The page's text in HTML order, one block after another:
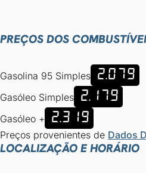
PREÇOS DOS
Gasolina 95 Simples 2.079
Gasóleo Simples 2.179
Gasóleo + 2.319
Preços provenientes de Dados
LOCALIZAÇÃO E HORÁRIO